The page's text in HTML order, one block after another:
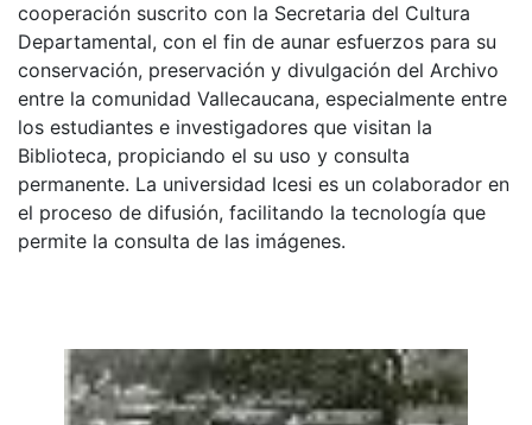
cooperación suscrito con la Secretaria del Cultura
Departamental, con el fin de aunar esfuerzos para su
conservación, preservación y divulgación del Archivo
entre la comunidad Vallecaucana, especialmente entre
los estudiantes e investigadores que visitan la
Biblioteca, propiciando el su uso y consulta
permanente. La universidad Icesi es un colaborador en
el proceso de difusión, facilitando la tecnología que
permite la consulta de las imágenes.